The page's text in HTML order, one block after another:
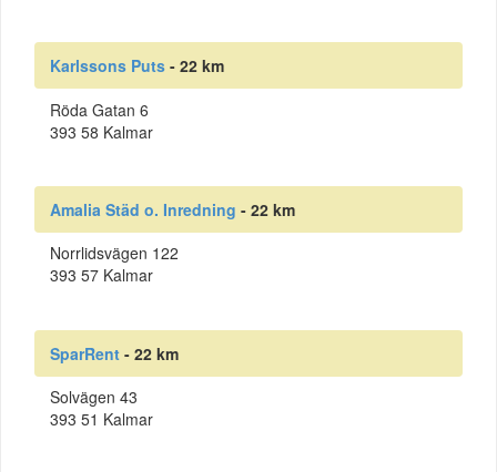
Karlssons Puts - 22 km
Röda Gatan 6
393 58 Kalmar
Amalia Städ o. Inredning - 22 km
Norrlidsvägen 122
393 57 Kalmar
SparRent - 22 km
Solvägen 43
393 51 Kalmar